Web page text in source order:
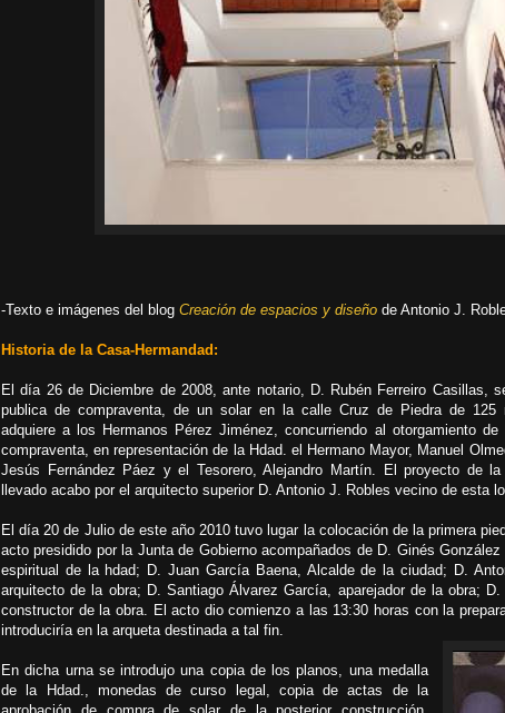
-Texto e imágenes del blog Creación de espacios y diseño de Antonio J.
Historia de la Casa-Hermandad:
El día 26 de Diciembre de 2008, ante notario, D. Rubén Ferreiro Casillas,
publica de compraventa, de un solar en la calle Cruz de Piedra de 125
adquiere a los Hermanos Pérez Jiménez, concurriendo al otorgamiento
compraventa, en representación de la Hdad. el Hermano Mayor, Manuel
Jesús Fernández Páez y el Tesorero, Alejandro Martín. El proyecto de
llevado acabo por el arquitecto superior D. Antonio J. Robles vecino de esta
El día 20 de Julio de este año 2010 tuvo lugar la colocación de la primera
acto presidido por la Junta de Gobierno acompañados de D. Ginés
espiritual de la hdad; D. Juan García Baena, Alcalde de la ciudad; D.
arquitecto de la obra; D. Santiago Álvarez García, aparejador de la obra; D.
constructor de la obra. El acto dio comienzo a las 13:30 horas con la
introduciría en la arqueta destinada a tal fin.
En dicha urna se introdujo una copia de los planos, una medalla
de la Hdad., monedas de curso legal, copia de actas de la